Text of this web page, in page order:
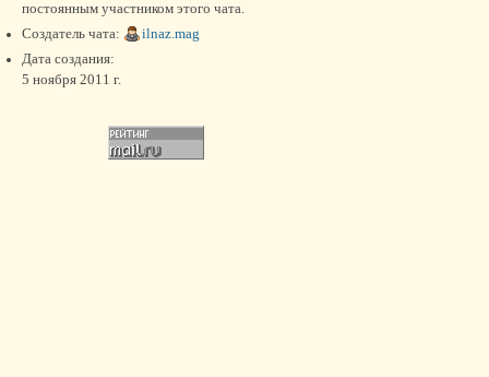
постоянным участником этого чата.
Создатель чата:
ilnaz.mag
Дата создания:
5 ноября 2011 г.